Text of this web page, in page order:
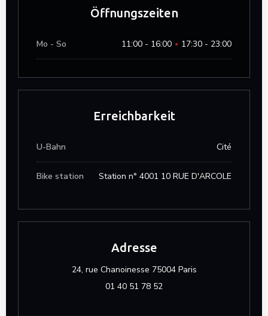
Öffnungszeiten
Mo - So 11:00 - 16:00 • 17:30 - 23:00
Erreichbarkeit
U-Bahn Cité
Bike station Station n° 4001 10 RUE D'ARCOLE
Adresse
24, rue Chanoinesse 75004 Paris((öffnet ein neues
01 40 51 78 52